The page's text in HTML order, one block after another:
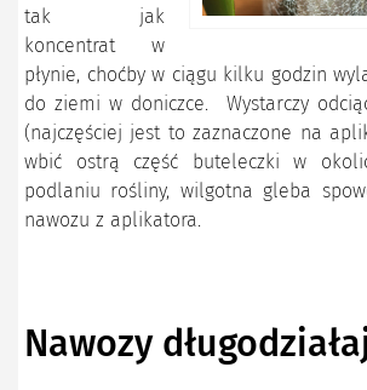
tak jak
koncentrat w
płynie, choćby w ciągu kilku godzin
do ziemi w doniczce. Wystarczy
(najczęściej jest to zaznaczone na
wbić ostrą część buteleczki w
podlaniu rośliny, wilgotna gleba
nawozu z aplikatora.
Nawozy